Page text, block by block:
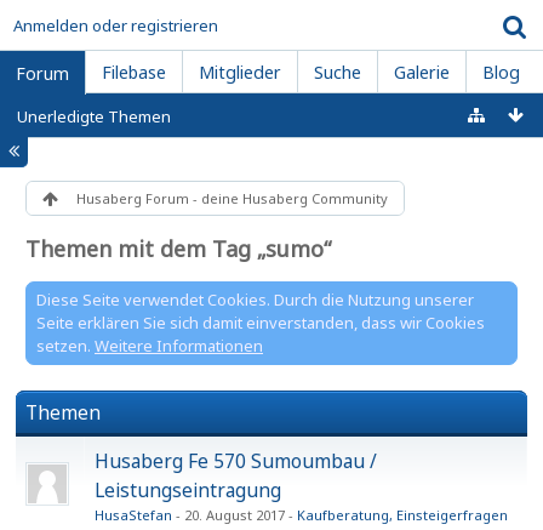
Anmelden oder registrieren
Forum Filebase Mitglieder Suche Galerie Blog
Unerledigte Themen
Husaberg Forum - deine Husaberg Community
Themen mit dem Tag „sumo“
Diese Seite verwendet Cookies. Durch die Nutzung unserer
Seite erklären Sie sich damit einverstanden, dass wir Cookies
setzen. Weitere Informationen
Themen
Husaberg Fe 570 Sumoumbau /
Leistungseintragung
HusaStefan 20. August 2017 Kaufberatung, Einsteigerfragen